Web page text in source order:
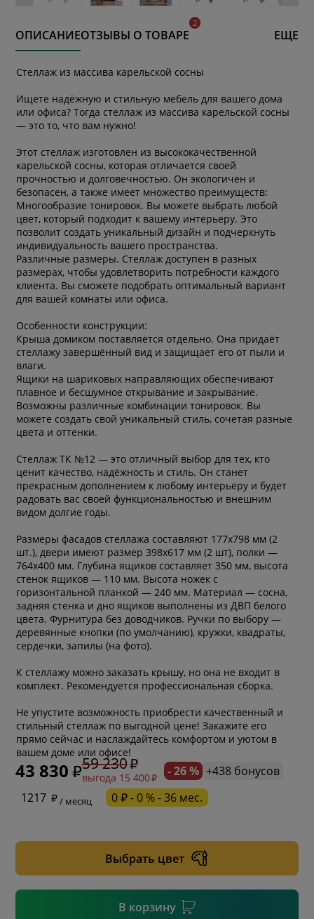
ОПИСАНИЕОТЗЫВЫ О ТОВАРЕ ЕЩЕ
Стеллаж из массива карельской сосны
Ищете надёжную и стильную мебель для вашего дома
или офиса? Тогда стеллаж из массива карельской сосны
— это то, что вам нужно!
Этот стеллаж изготовлен из высококачественной
карельской сосны, которая отличается своей
прочностью и долговечностью. Он экологичен и
безопасен, а также имеет множество преимуществ:
Многообразие тонировок. Вы можете выбрать любой
цвет, который подходит к вашему интерьеру. Это
позволит создать уникальный дизайн и подчеркнуть
индивидуальность вашего пространства.
Различные размеры. Стеллаж доступен в разных
размерах, чтобы удовлетворить потребности каждого
клиента. Вы сможете подобрать оптимальный вариант
для вашей комнаты или офиса.
Особенности конструкции:
Крыша домиком поставляется отдельно. Она придаёт
стеллажу завершённый вид и защищает его от пыли и
влаги.
Ящики на шариковых направляющих обеспечивают
плавное и бесшумное открывание и закрывание.
Возможны различные комбинации тонировок. Вы
можете создать свой уникальный стиль, сочетая разные
цвета и оттенки.
Стеллаж ТК №12 — это отличный выбор для тех, кто
ценит качество, надёжность и стиль. Он станет
прекрасным дополнением к любому интерьеру и будет
радовать вас своей функциональностью и внешним
видом долгие годы.
Размеры фасадов стеллажа составляют 177х798 мм (2
шт.), двери имеют размер 398х617 мм (2 шт), полки —
764х400 мм. Глубина ящиков составляет 350 мм, высота
стенок ящиков — 110 мм. Высота ножек с
горизонтальной планкой — 240 мм. Материал — сосна,
задняя стенка и дно ящиков выполнены из ДВП белого
цвета. Фурнитура без доводчиков. Ручки по выбору —
деревянные кнопки (по умолчанию), кружки, квадраты,
сердечки, запилы (на фото).
К стеллажу можно заказать крышу, но она не входит в
комплект. Рекомендуется профессиональная сборка.
Не упустите возможность приобрести качественный и
стильный стеллаж по выгодной цене! Закажите его
прямо сейчас и наслаждайтесь комфортом и уютом в
вашем доме или офисе!
43 830 59 230
выгода 15 400 - 26 % +438 бонусов
1217
/ месяц 0 ₽ - 0 % - 36 мес.
Выбрать цвет
В корзину
* обязательное поле